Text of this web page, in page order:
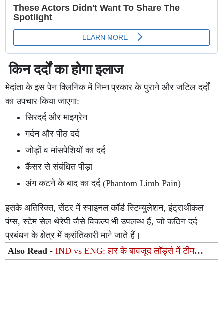
किन दर्दों का होगा इलाज
मेदांता के इस पेन क्लिनिक में निम्न प्रकार के पुराने और जटिल दर्दों
का उपचार किया जाएगा:
सिरदर्द और माइग्रेन
गर्दन और पीठ दर्द
जोड़ों व मांसपेशियों का दर्द
कैंसर से संबंधित पीड़ा
अंग कटने के बाद का दर्द (Phantom Limb Pain)
इसके अतिरिक्त, सेंटर में स्पाइनल कॉर्ड स्टिम्युलेशन, इंट्राथीकल
पंप्स, स्टेम सेल थेरेपी जैसे विकल्प भी उपलब्ध हैं, जो कठिन दर्द
प्रबंधन के क्षेत्र में क्रांतिकारी माने जाते हैं।
Also Read -IND vs ENG: हार के बावजूद लॉर्ड्स में टीम
इंडिया ने रचा इतिहास, टूट गए सालों पुराने महा-रिकॉर्ड